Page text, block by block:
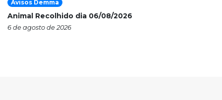
Avisos Demma
Animal Recolhido dia 06/08/2026
6 de agosto de 2026